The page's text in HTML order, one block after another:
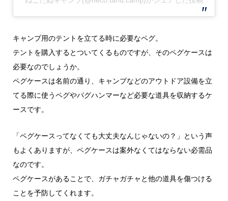
キャンプ用のテントを立てる時に必要なペグ。
テントを購入するとついてくるものですが、そのペグケースは
必要なのでしょうか。
ペグケースは名前の通り、キャンプなどのアウトドア設備を立
てる際に使うペグやパグハンマーなど必要な道具を収納するケ
ースです。
「ペグケースってなくても大丈夫なんじゃないの？」という声
もよくありますが、ペグケースは案外なくてはならない必需品
なのです。
ペグケースがあることで、ガチャガチャと他の道具を傷つける
ことを予防してくれます。